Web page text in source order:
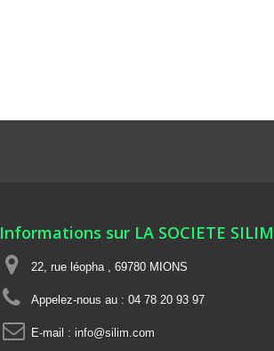
Informations sur LA SOCIETE SILIM
22, rue léopha , 69780 MIONS
Appelez-nous au : 04 78 20 93 97
E-mail : info@silim.com